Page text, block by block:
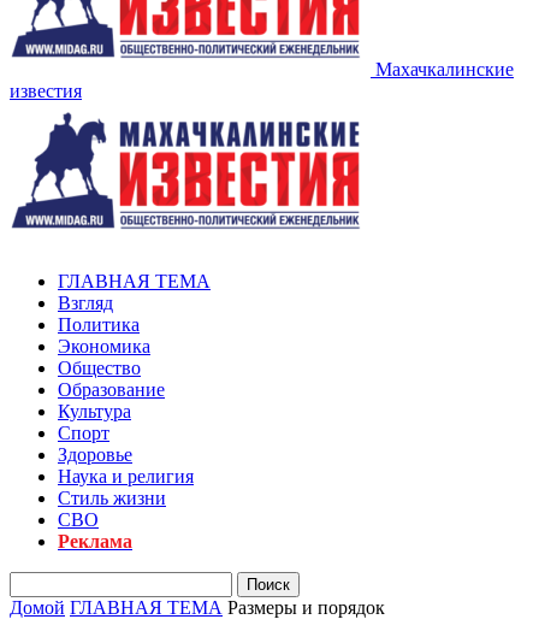
Махачкалинские
известия
ГЛАВНАЯ ТЕМА
Взгляд
Политика
Экономика
Общество
Образование
Культура
Спорт
Здоровье
Наука и религия
Стиль жизни
СВО
Реклама
Домой ГЛАВНАЯ ТЕМА Размеры и порядок